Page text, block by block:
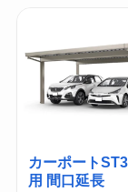
カーポート
用 間口延長